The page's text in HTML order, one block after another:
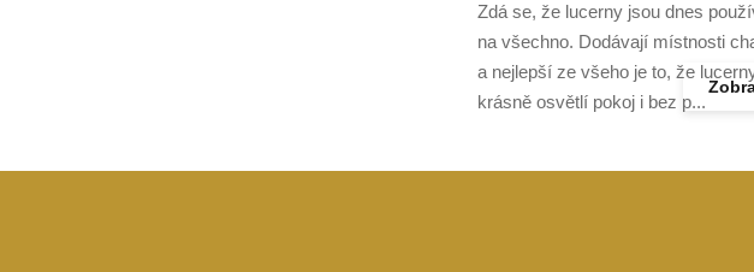
Zdá se, že lucerny jsou dnes
na všechno. Dodávají místnosti
a nejlepší ze všeho je to, že
krásně osvětlí pokoj i bez p...